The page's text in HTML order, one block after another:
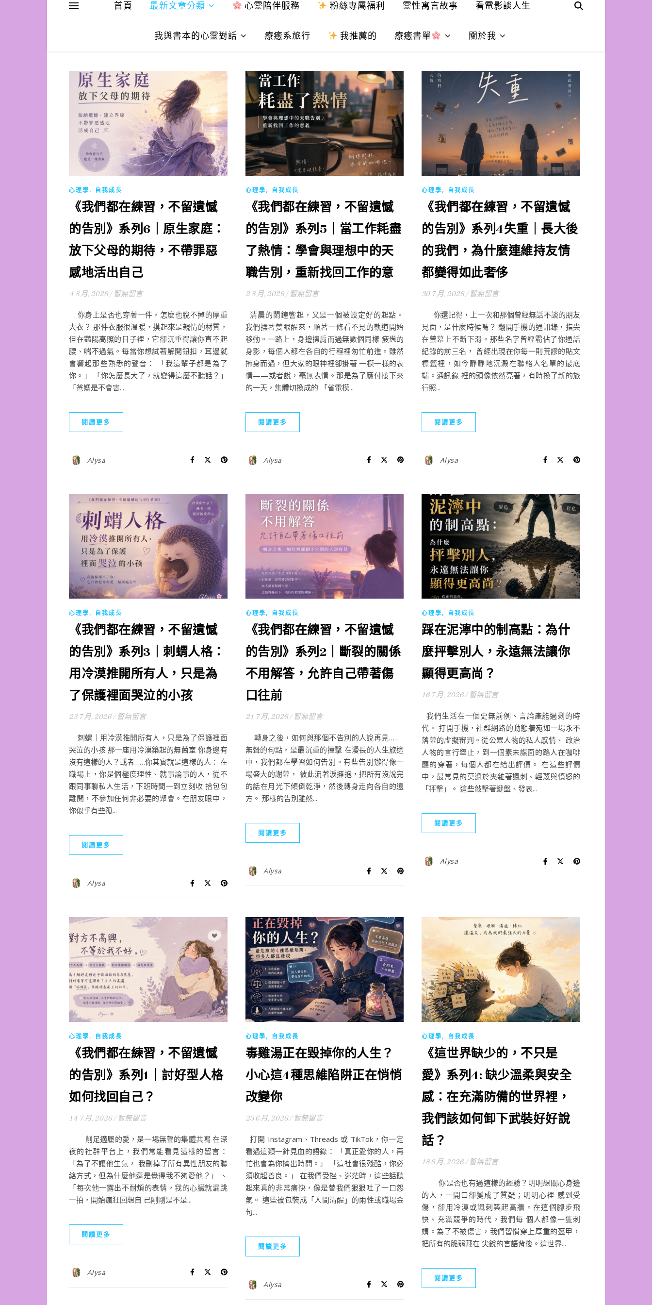
首頁 最新文章分類 心靈陪伴服務 粉絲專屬福利 靈性寓言故事 看電影談人生
我與書本的心靈對話 療癒系旅行 我推薦的 療癒書單 關於我
心理學, 自我成長
《我們都在練習，不留遺憾
的告別》系列6｜原生家庭：
放下父母的期待，不帶罪惡
感地活出自己
4 8 月, 2026 / 暫無留言
你身上是否也穿著一件，怎麼也脫不掉的厚重
大衣？ 那件衣服很溫暖，摸起來是親情的材質，
但在豔陽高照的日子裡，它卻沉重得讓你直不起
腰、喘不過氣。每當你想試著解開鈕扣，耳邊就
會響起那些熟悉的聲音： 「我這輩子都是為了
你。」 「你怎麼長大了，就變得這麼不聽話？」
「爸媽是不會害...
閱讀更多
Alysa
心理學, 自我成長
《我們都在練習，不留遺憾
的告別》系列5｜當工作耗盡
了熱情：學會與理想中的天
職告別，重新找回工作的意
2 8 月, 2026 / 暫無留言
清晨的鬧鐘響起，又是一個被設定好的起點。
我們揉著雙眼醒來，順著一條看不見的軌道開始
移動。一路上，身邊擦肩而過無數個同樣 疲憊的
身影，每個人都在各自的行程裡匆忙前進。雖然
擦身而過，但大家的眼神裡卻掛著 一模一樣的表
情——或者說，毫無表情。那是為了應付接下來
的一天，集體切換成的 「省電模...
閱讀更多
Alysa
心理學, 自我成長
《我們都在練習，不留遺憾
的告別》系列4失重｜長大後
的我們，為什麼連維持友情
都變得如此奢侈
30 7 月, 2026 / 暫無留言
你還記得，上一次和那個曾經無話不談的朋友
見面，是什麼時候嗎？ 翻開手機的通訊錄，指尖
在螢幕上不斷下滑。那些名字曾經霸佔了你通話
紀錄的前三名， 曾經出現在你每一則荒謬的貼文
標籤裡，如今靜靜地沉澱在聯絡人名單的最底
端。通訊錄 裡的頭像依然亮著，有時換了新的旅
行照...
閱讀更多
Alysa
心理學, 自我成長
《我們都在練習，不留遺憾
的告別》系列3｜刺蝟人格：
用冷漠推開所有人，只是為
了保護裡面哭泣的小孩
23 7 月, 2026 / 暫無留言
刺蝟｜用冷漠推開所有人，只是為了保護裡面
哭泣的小孩 那一座用冷漠築起的無菌室 你身邊有
沒有這樣的人？或者……你其實就是這樣的人： 在
職場上，你是個極度理性、就事論事的人，從不
跟同事聊私人生活，下班時間一到立刻收 拾包包
離開，不參加任何非必要的聚會。在朋友眼中，
你似乎有些孤...
閱讀更多
Alysa
心理學, 自我成長
《我們都在練習，不留遺憾
的告別》系列2｜斷裂的關係
不用解答，允許自己帶著傷
口往前
21 7 月, 2026 / 暫無留言
轉身之後，如何與那個不告別的人說再見……
無聲的句點，是最沉重的撞擊 在漫長的人生旅途
中，我們都在學習如何告別。有些告別辦得像一
場盛大的謝幕， 彼此流著淚擁抱，把所有沒說完
的話在月光下傾倒乾淨，然後轉身走向各自的遠
方。 那樣的告別雖然...
閱讀更多
Alysa
心理學, 自我成長
踩在泥濘中的制高點：為什
麼抨擊別人，永遠無法讓你
顯得更高尚？
16 7 月, 2026 / 暫無留言
我們生活在一個史無前例、言論產能過剩的時
代。 打開手機，社群網路的動態牆宛如一場永不
落幕的虛擬審判。從公眾人物的私人感情、 政治
人物的言行舉止，到一個素未謀面的路人在咖啡
廳的穿著，每個人都在給出評價。 在這些評價
中，最常見的莫過於夾雜著諷刺、輕蔑與憤怒的
「抨擊」。 這些敲擊著鍵盤、發表...
閱讀更多
Alysa
心理學, 自我成長
《我們都在練習，不留遺憾
的告別》系列1｜討好型人格
如何找回自己？
14 7 月, 2026 / 暫無留言
削足適履的愛，是一場無聲的集體共鳴 在深
夜的社群平台上，我們常能看見這樣的留言：
「為了不讓他生氣， 我刪掉了所有異性朋友的聯
絡方式，但為什麼他還是覺得我不夠愛他？」 、
「每次他一露出不耐煩的表情，我的心臟就漏跳
一拍，開始瘋狂回想自 己剛剛是不是...
閱讀更多
Alysa
心理學, 自我成長
毒雞湯正在毀掉你的人生？
小心這4種思維陷阱正在悄悄
改變你
23 6 月, 2026 / 暫無留言
打開 Instagram、Threads 或 TikTok，你一定
看過這類一針見血的語錄： 「真正愛你的人，再
忙也會為你擠出時間。」 「這社會很殘酷，你必
須收起善良。」 在我們受挫、迷茫時，這些話聽
起來真的非常痛快，像是替我們狠狠吐了一口怨
氣。 這些被包裝成「人間清醒」的兩性或職場金
句...
閱讀更多
Alysa
心理學, 自我成長
《這世界缺少的，不只是
愛》系列4: 缺少溫柔與安全
感：在充滿防備的世界裡，
我們該如何卸下武裝好好說
話？
18 6 月, 2026 / 暫無留言
你是否也有過這樣的經驗？明明想關心身邊
的人，一開口卻變成了質疑；明明心裡 感到受
傷，卻用冷漠或諷刺築起高牆。在這個腳步飛
快、充滿競爭的時代，我們每 個人都像一隻刺
蝟。為了不被傷害，我們習慣穿上厚重的盔甲，
把所有的脆弱藏在 尖銳的言語背後。這世界...
閱讀更多